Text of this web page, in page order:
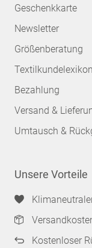
Geschenkkarte
Newsletter
Größenberatung
Textilkundelexikon
Bezahlung
Versand &
Umtausch &
Unsere Vorteile
Kostenloser